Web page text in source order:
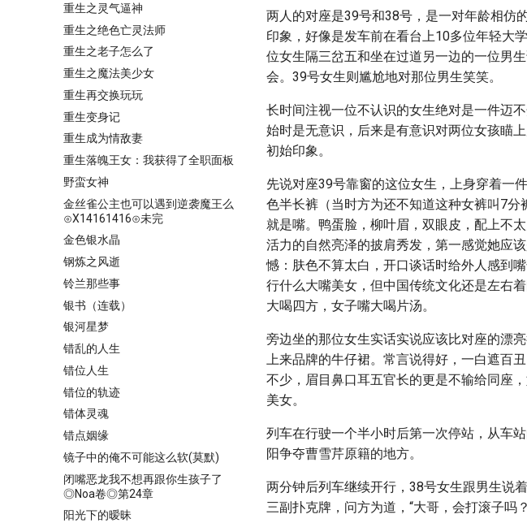
重生之灵气逼神
重生之绝色亡灵法师
重生之老子怎么了
重生之魔法美少女
重生再交换玩玩
重生变身记
重生成为情敌妻
重生落魄王女：我获得了全职面板
野蛮女神
金丝雀公主也可以遇到逆袭魔王么
⊙X14161416⊙未完
金色银水晶
钢炼之风逝
铃兰那些事
银书（连载）
银河星梦
错乱的人生
错位人生
错位的轨迹
错体灵魂
错点姻缘
镜子中的俺不可能这么软(莫默)
闭嘴恶龙我不想再跟你生孩子了
◎Noa卷◎第24章
阳光下的暧昧
两人的对座是39号和38号，是一对年龄相仿
印象，好像是发车前在看台上10多位年轻大
位女生隔三岔五和坐在过道另一边的一位男
会。39号女生则尴尬地对那位男生笑笑。
长时间注视一位不认识的女生绝对是一件迈
始时是无意识，后来是有意识对两位女孩瞄
初始印象。
先说对座39号靠窗的这位女生，上身穿着一
色半长裤（当时方为还不知道这种女裤叫7
就是嘴。鸭蛋脸，柳叶眉，双眼皮，配上不
活力的自然亮泽的披肩秀发，第一感觉她应
憾：肤色不算太白，开口谈话时给外人感到
行什么大嘴美女，但中国传统文化还是左右
大喝四方，女子嘴大喝片汤。
旁边坐的那位女生实话实说应该比对座的漂
上来品牌的牛仔裙。常言说得好，一白遮百
不少，眉目鼻口耳五官长的更是不输给同座
美女。
列车在行驶一个半小时后第一次停站，从车
阳争夺曹雪芹原籍的地方。
两分钟后列车继续开行，38号女生跟男生说
三副扑克牌，问方为道，“大哥，会打滚子吗